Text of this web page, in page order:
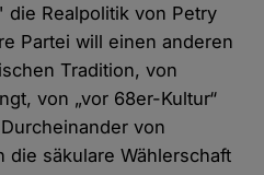
Realpolitik von Petry
Partei will einen anderen
Tradition, von
von „vor 68er-Kultur“
von
die säkulare Wählerschaft